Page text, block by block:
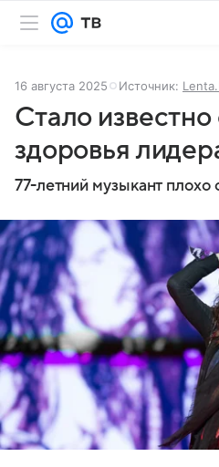
16 августа 2025 Источник:
Стало
здоровья
77-летний музыкант плохо